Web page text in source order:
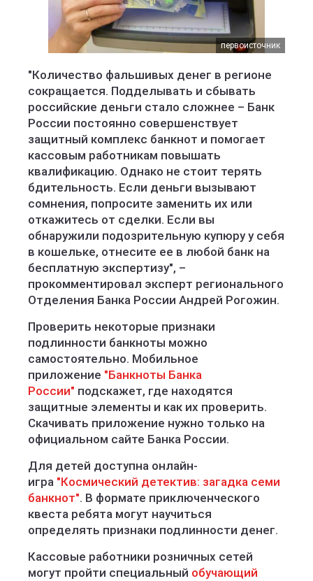
первоисточник
"Количество фальшивых денег в регионе
сокращается. Подделывать и сбывать
российские деньги стало сложнее – Банк
России постоянно совершенствует
защитный комплекс банкнот и помогает
кассовым работникам повышать
квалификацию. Однако не стоит терять
бдительность. Если деньги вызывают
сомнения, попросите заменить их или
откажитесь от сделки. Если вы
обнаружили подозрительную купюру у себя
в кошельке, отнесите ее в любой банк на
бесплатную экспертизу", –
прокомментировал эксперт регионального
Отделения Банка России Андрей Рогожин.
Проверить некоторые признаки
подлинности банкноты можно
самостоятельно. Мобильное
приложение "Банкноты Банка
России" подскажет, где находятся
защитные элементы и как их проверить.
Скачивать приложение нужно только на
официальном сайте Банка России.
Для детей доступна онлайн-
игра "Космический детектив: загадка семи
банкнот". В формате приключенческого
квеста ребята могут научиться
определять признаки подлинности денег.
Кассовые работники розничных сетей
могут пройти специальный обучающий